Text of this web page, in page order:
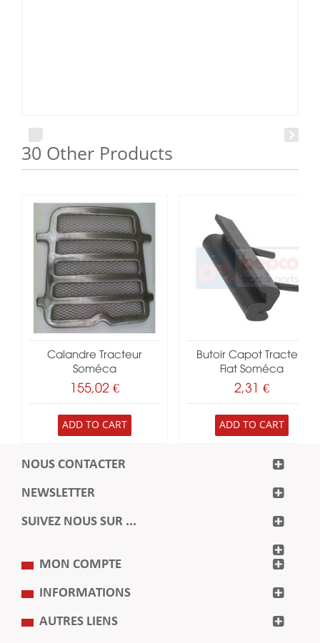
30 Other Products
Calandre Tracteur
Soméca
155,02 €
ADD TO CART
Butoir Capot Tracteur
Fiat Soméca
2,31 €
ADD TO CART
NOUS CONTACTER
NEWSLETTER
SUIVEZ NOUS SUR ...
MON COMPTE
INFORMATIONS
AUTRES LIENS